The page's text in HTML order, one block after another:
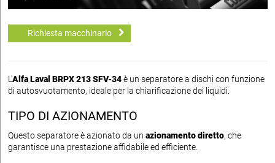
Richiesta macchinario
L'Alfa Laval BRPX 213 SFV-34è un separatore a dischi con funzione
di autosvuotamento, ideale per la chiarificazione dei liquidi.
TIPO DI AZIONAMENTO
Questo separatore è azionato da un azionamento diretto, che
garantisce una prestazione affidabile ed efficiente.